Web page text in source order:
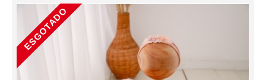
ESGOTADO